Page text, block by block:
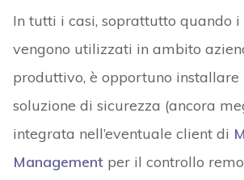
In tutti i casi, soprattutto quando
vengono utilizzati in ambito
produttivo, è opportuno installare
soluzione di sicurezza (ancora
integrata nell’eventuale client di
Managementper il controllo